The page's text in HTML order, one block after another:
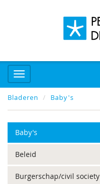
Bladeren Baby's
Baby's
Beleid
Burgerschap/civil society